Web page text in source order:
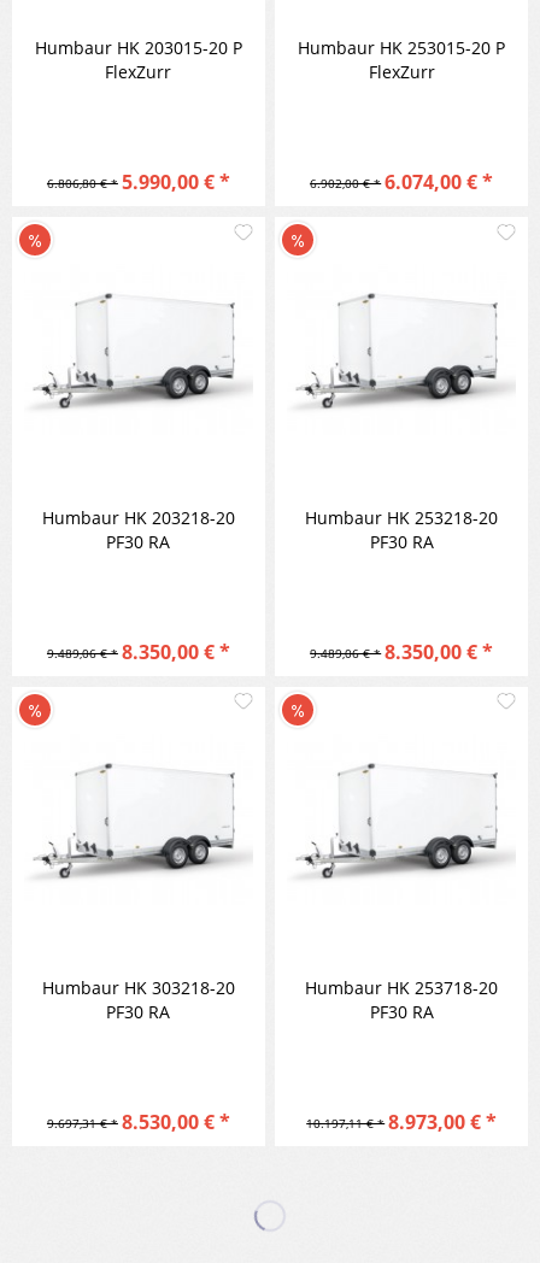
Humbaur HK 203015-20 P
FlexZurr
6.806,80 € * 5.990,00 € *
Humbaur HK 253015-20 P
FlexZurr
6.902,00 € * 6.074,00 € *
Humbaur HK 203218-20
PF30 RA
9.489,06 € * 8.350,00 € *
Vergleichen
Merken
Humbaur HK 253218-20
PF30 RA
9.489,06 € * 8.350,00 € *
Humbaur HK 303218-20
PF30 RA
9.697,31 € * 8.530,00 € *
Vergleichen
Merken
Humbaur HK 253718-20
PF30 RA
10.197,11 € * 8.973,00 € *